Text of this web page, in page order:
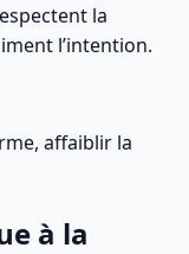
la
l’intention.
affaiblir la
à la